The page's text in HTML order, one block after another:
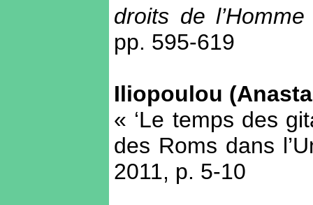
droits de
pp. 595-619
Iliopoulou
« ‘Le temps des
des Roms dans
2011, p. 5-10